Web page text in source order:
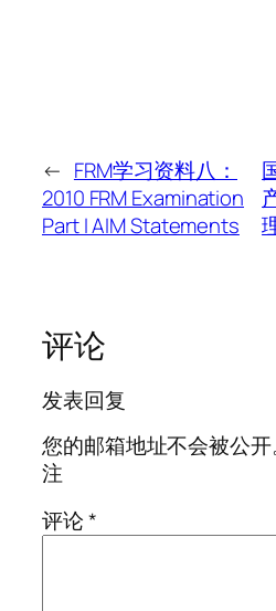
← FRM学习资料八：
2010 FRM Examination
Part I AIM Statements
评论
发表回复
您的邮箱地址不会被公开
注
评论*